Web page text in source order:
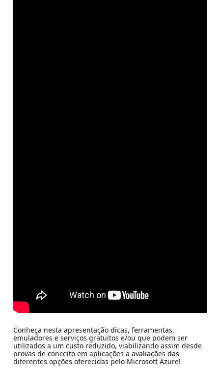
Conheça nesta apresentação dicas, ferramentas,
emuladores e serviços gratuitos e/ou que podem ser
utilizados a um custo reduzido, viabilizando assim desde
provas de conceito em aplicações a avaliações das
diferentes opções oferecidas pelo Microsoft Azure!